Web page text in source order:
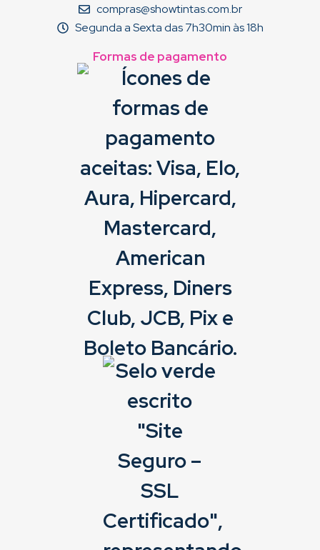
compras@showtintas.com.br
Segunda a Sexta das 7h30min às 18h
Formas de pagamento